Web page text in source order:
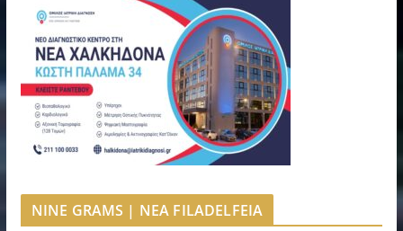
NINE GRAMS | NEA FILADELFEIA